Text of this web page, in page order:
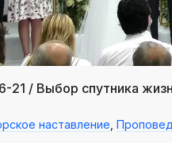
21 / Выбор спутника
наставление